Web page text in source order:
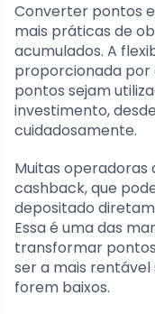
Converter pontos
mais práticas de
acumulados. A
proporcionada por
pontos sejam
investimento,
cuidadosamente.
Muitas
cashback, que
depositado
Essa é uma das
transformar
ser a mais
forem baixos.